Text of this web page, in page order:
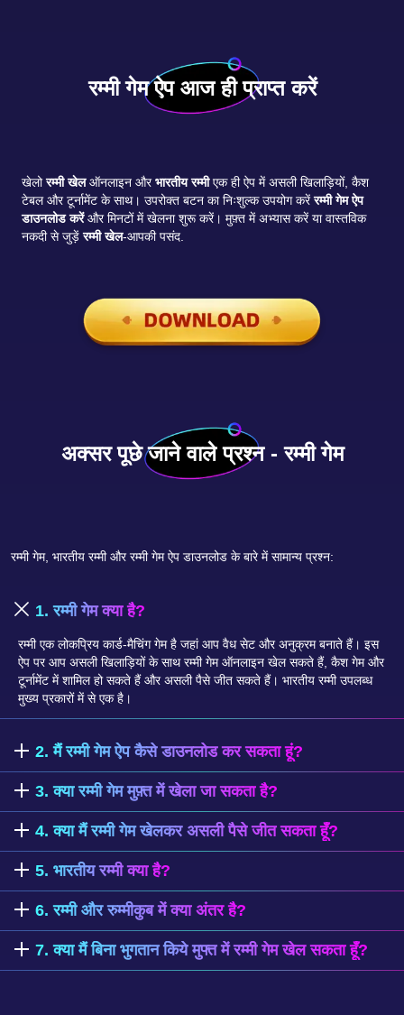
रम्मी गेम ऐप आज ही प्राप्त करें
खेलोरम्मी खेलऑनलाइन औरभारतीय रम्मीएक ही ऐप में असली खिलाड़ियों, कैश
टेबल और टूर्नामेंट के साथ। उपरोक्त बटन का निःशुल्क उपयोग करेंरम्मी गेम ऐप
डाउनलोड करेंऔर मिनटों में खेलना शुरू करें। मुफ़्त में अभ्यास करें या वास्तविक
नकदी से जुड़ेंरम्मी खेल-आपकी पसंद.
अक्सर पूछे जाने वाले प्रश्न - रम्मी गेम
रम्मी गेम, भारतीय रम्मी और रम्मी गेम ऐप डाउनलोड के बारे में सामान्य प्रश्न:
1. रम्मी गेम क्या है?
रम्मी एक लोकप्रिय कार्ड-मैचिंग गेम है जहां आप वैध सेट और अनुक्रम बनाते हैं। इस
ऐप पर आप असली खिलाड़ियों के साथ रम्मी गेम ऑनलाइन खेल सकते हैं, कैश गेम और
टूर्नामेंट में शामिल हो सकते हैं और असली पैसे जीत सकते हैं। भारतीय रम्मी उपलब्ध
मुख्य प्रकारों में से एक है।
2. मैं रम्मी गेम ऐप कैसे डाउनलोड कर सकता हूं?
इस पृष्ठ पर डाउनलोड बटन का उपयोग करें या हमारे डाउनलोड पृष्ठ पर जाएँ। Android के
लिए रम्मी गेम ऐप डाउनलोड मुफ्त है। भारतीय रम्मी और अन्य रम्मी गेम वेरिएंट खेलने के लिए
3. क्या रम्मी गेम मुफ़्त में खेला जा सकता है?
हाँ. आप अभ्यास मोड में निःशुल्क रम्मी खेल सकते हैं। वास्तविक नकद रम्मी गेम के लिए आपको
धनराशि जोड़ने की आवश्यकता है। रम्मी गेम ऐप दैनिक बोनस और मुफ्त चिप्स भी प्रदान करता
4. क्या मैं रम्मी गेम खेलकर असली पैसे जीत सकता हूँ?
हाँ. ऐप वास्तविक नकद रम्मी गेम प्रदान करता है। आप जीत की रकम को पेटीएम या बैंक खाते
से निकाल सकते हैं। जिम्मेदारी से खेलें.
5. भारतीय रम्मी क्या है?
भारतीय रम्मी एक 13-कार्ड रम्मी संस्करण है जहां आप सेट और अनुक्रम बनाते हैं। यह भारत
में सबसे ज्यादा खेले जाने वाले रम्मी गेम प्रकारों में से एक है। हमारा रम्मी गेम ऐप पॉइंट रम्मी,
6. रम्मी और रुम्मीकुब में क्या अंतर है?
रम्मी ताश के पत्तों (ताशों के सेट और क्रम) के साथ खेली जाती है। रुम्मीकुब नंबर टाइल्स का
उपयोग करता है और मौजूदा मेलों को पुनर्व्यवस्थित करके टेबल पर खेला जाता है। सेट और रन
7. क्या मैं बिना भुगतान किये मुफ्त में रम्मी गेम खेल सकता हूँ?